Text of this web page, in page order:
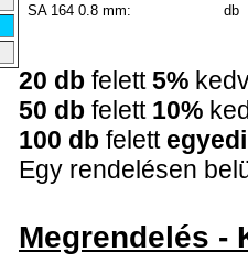
SA 164 0.8 mm: db
20 db felett5%
50 db felett 10%
100 db felett egyedi
Egy rendelésen
Megrendelés -